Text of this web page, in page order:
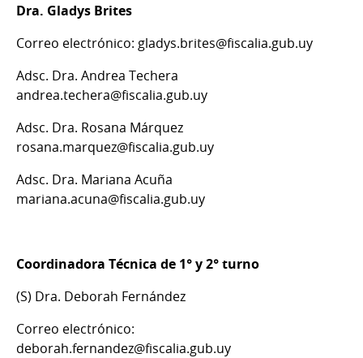
Dra. Gladys Brites
Correo electrónico: gladys.brites@fiscalia.gub.uy
Adsc. Dra. Andrea Techera
andrea.techera@fiscalia.gub.uy
Adsc. Dra. Rosana Márquez
rosana.marquez@fiscalia.gub.uy
Adsc. Dra. Mariana Acuña
mariana.acuna@fiscalia.gub.uy
Coordinadora Técnica de 1° y 2° turno
(S) Dra. Deborah Fernández
Correo electrónico:
deborah.fernandez@fiscalia.gub.uy